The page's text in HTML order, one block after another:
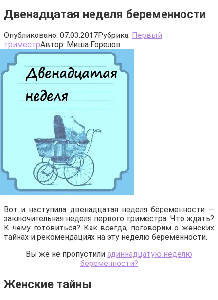
Двенадцатая неделя беременности
Опубликовано: 07.03.2017Рубрика: Первый
триместрАвтор: Миша Горелов
Вот и наступила двенадцатая неделя беременности —
заключительная неделя первого триместра. Что ждать?
К чему готовиться? Как всегда, поговорим о женских
тайнах и рекомендациях на эту неделю беременности.
Вы же не пропустили одиннадцатую неделю
беременности?
Женские тайны